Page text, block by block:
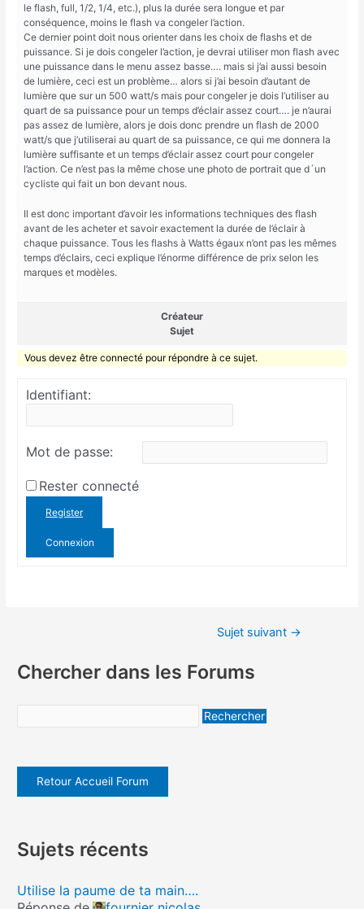
le flash, full, 1/2, 1/4, etc.), plus la durée sera longue et par
conséquence, moins le flash va congeler l’action.
Ce dernier point doit nous orienter dans les choix de flashs et de
puissance. Si je dois congeler l’action, je devrai utiliser mon flash avec
une puissance dans le menu assez basse…. mais si j’ai aussi besoin
de lumière, ceci est un problème… alors si j’ai besoin d’autant de
lumière que sur un 500 watt/s mais pour congeler je dois l’utiliser au
quart de sa puissance pour un temps d’éclair assez court…. je n’aurai
pas assez de lumière, alors je dois donc prendre un flash de 2000
watt/s que j’utiliserai au quart de sa puissance, ce qui me donnera la
lumière suffisante et un temps d’éclair assez court pour congeler
l’action. Ce n’est pas la même chose une photo de portrait que d´un
cycliste qui fait un bon devant nous.
Il est donc important d’avoir les informations techniques des flash
avant de les acheter et savoir exactement la durée de l’éclair à
chaque puissance. Tous les flashs à Watts égaux n’ont pas les mêmes
temps d’éclairs, ceci explique l’énorme différence de prix selon les
marques et modèles.
Créateur
Sujet
Vous devez être connecté pour répondre à ce sujet.
Identifiant:
Mot de passe:
Rester connecté
Register
Connexion
Sujet suivant →
Chercher dans les Forums
Retour Accueil Forum
Sujets récents
Utilise la paume de ta main….